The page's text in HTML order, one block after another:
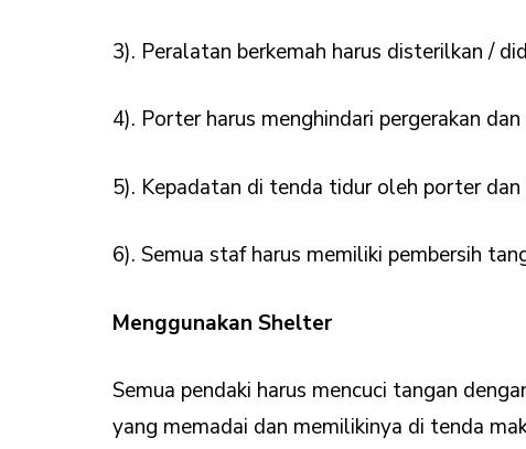
3). Peralatan berkemah harus disterilkan /
4). Porter harus menghindari pergerakan
5). Kepadatan di tenda tidur oleh porter dan
6). Semua staf harus memiliki pembersih
Menggunakan Shelter
Semua pendaki harus mencuci tangan
yang memadai dan memilikinya di tenda